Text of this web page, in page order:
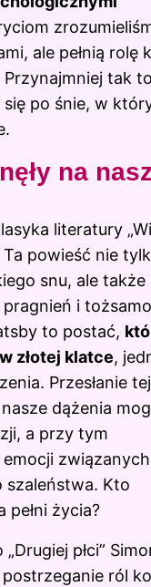
ale pełnią rolę
tak
po śnie, w
na
literatury
powieść nie
snu, ale także
i
to postać,
złotej klatce,
Przesłanie tej
dążenia
a przy tym
szaleństwa. Kto
pełni życia?
płci”
ról